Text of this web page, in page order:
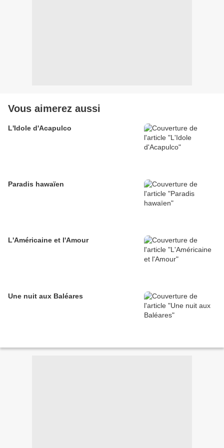
Vous aimerez aussi
L'Idole d'Acapulco
Paradis hawaïen
L'Américaine et l'Amour
Une nuit aux Baléares